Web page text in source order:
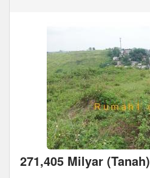
271,405 Milyar (Tanah)